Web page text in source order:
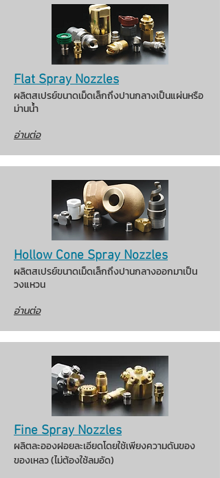
Flat Spray Nozzles
ผลิตสเปรย์ขนาดเม็ดเล็กถึงปานกลางเป็นแผ่นหรือ
ม่านน้ำ
อ่านต่อ
Hollow Cone Spray Nozzles
ผลิตสเปรย์ขนาดเม็ดเล็กถึงปานกลางออกมาเป็น
วงแหวน
อ่านต่อ
Fine Spray Nozzles
ผลิตละอองฝอยละเอียดโดยใช้เพียงความดันของ
ของเหลว (ไม่ต้องใช้ลมอัด)